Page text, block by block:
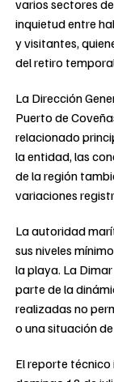
varios sectores
inquietud entre
y visitantes,
del retiro
La Dirección
Puerto de
relacionado
la entidad, las
de la región
variaciones
La autoridad
sus niveles
la playa. La
parte de la
realizadas no
o una situación
El reporte